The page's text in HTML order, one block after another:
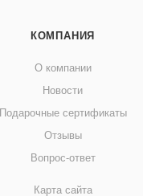
КОМПАНИЯ
О компании
Новости
Подарочные сертификаты
Отзывы
Вопрос-ответ
Карта сайта